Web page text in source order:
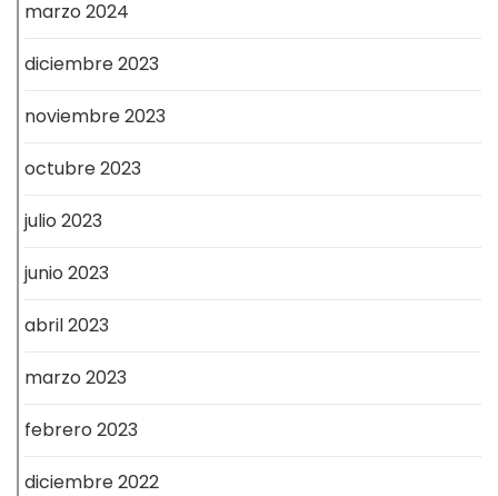
marzo 2024
diciembre 2023
noviembre 2023
octubre 2023
julio 2023
junio 2023
abril 2023
marzo 2023
febrero 2023
diciembre 2022